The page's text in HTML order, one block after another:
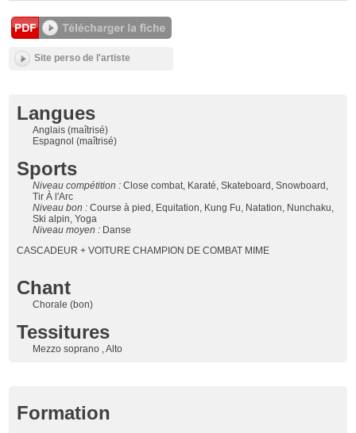
Langues
Anglais (maîtrisé)
Espagnol (maîtrisé)
Sports
Niveau compétition :Close combat, Karaté, Skateboard, Snowboard,
Tir À l'Arc
Niveau bon :Course à pied, Equitation, Kung Fu, Natation, Nunchaku,
Ski alpin, Yoga
Niveau moyen : Danse
CASCADEUR + VOITURE CHAMPION DE COMBAT MIME
Chant
Chorale (bon)
Tessitures
Mezzo soprano , Alto
Site perso de l'artiste
Formation